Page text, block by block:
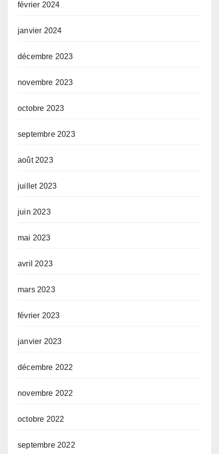
février 2024
janvier 2024
décembre 2023
novembre 2023
octobre 2023
septembre 2023
août 2023
juillet 2023
juin 2023
mai 2023
avril 2023
mars 2023
février 2023
janvier 2023
décembre 2022
novembre 2022
octobre 2022
septembre 2022